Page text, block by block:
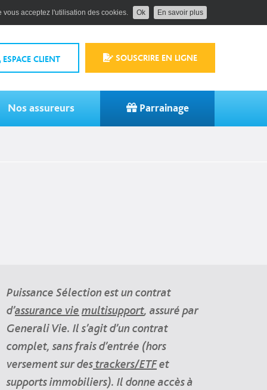
acceptez l'utilisation des cookies. Ok En savoir plus
ESPACE CLIENT SOUSCRIRE EN LIGNE
Nos assureurs Parrainage
Puissance Sélection est un contrat
d’assurance vie multisupport, assuré par
Generali Vie. Il s’agit d’un contrat
complet, sans frais d’entrée (hors
versement sur destrackers/ETFet
supports immobiliers). Il donne accès à